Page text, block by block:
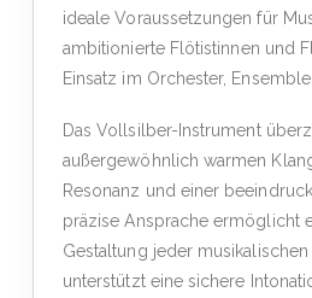
ideale Voraussetzungen für
ambitionierte Flötistinnen und
Einsatz im Orchester,
Das Vollsilber-Instrument
außergewöhnlich warmen
Resonanz und einer
präzise Ansprache ermöglicht
Gestaltung jeder musikalischen
unterstützt eine sichere